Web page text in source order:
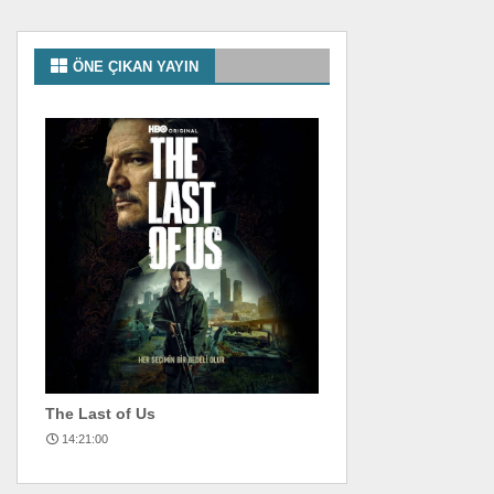
ÖNE ÇIKAN YAYIN
The Last of Us
14:21:00